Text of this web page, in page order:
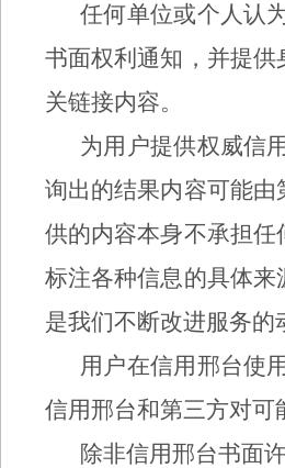
任何单位或个人认
书面权利通知，并提
关链接内容。
为用户提供权威信
询出的结果内容可能由
供的内容本身不承担
标注各种信息的具体
是我们不断改进服务的
用户在信用邢台使
信用邢台和第三方对可
除非信用邢台书面